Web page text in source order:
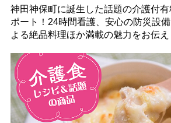
神田神保町に誕生した話題の介護付
ポート！24時間看護、安心の防災設
よる絶品料理ほか満載の魅力をお伝え